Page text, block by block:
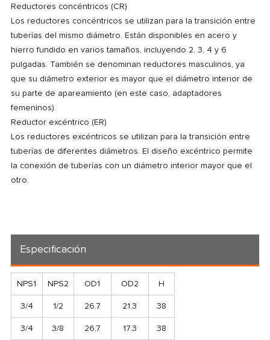
Reductores concéntricos (CR)
Los reductores concéntricos se utilizan para la transición entre
tuberías del mismo diámetro. Están disponibles en acero y
hierro fundido en varios tamaños, incluyendo 2, 3, 4 y 6
pulgadas. También se denominan reductores masculinos, ya
que su diámetro exterior es mayor que el diámetro interior de
su parte de apareamiento (en este caso, adaptadores
femeninos).
Reductor excéntrico (ER)
Los reductores excéntricos se utilizan para la transición entre
tuberías de diferentes diámetros. El diseño excéntrico permite
la conexión de tuberías con un diámetro interior mayor que el
otro.
Especificación
NPS1 NPS2 OD1 OD2 H
3/4 1/2 26.7 21.3 38
3/4 3/8 26.7 17.3 38